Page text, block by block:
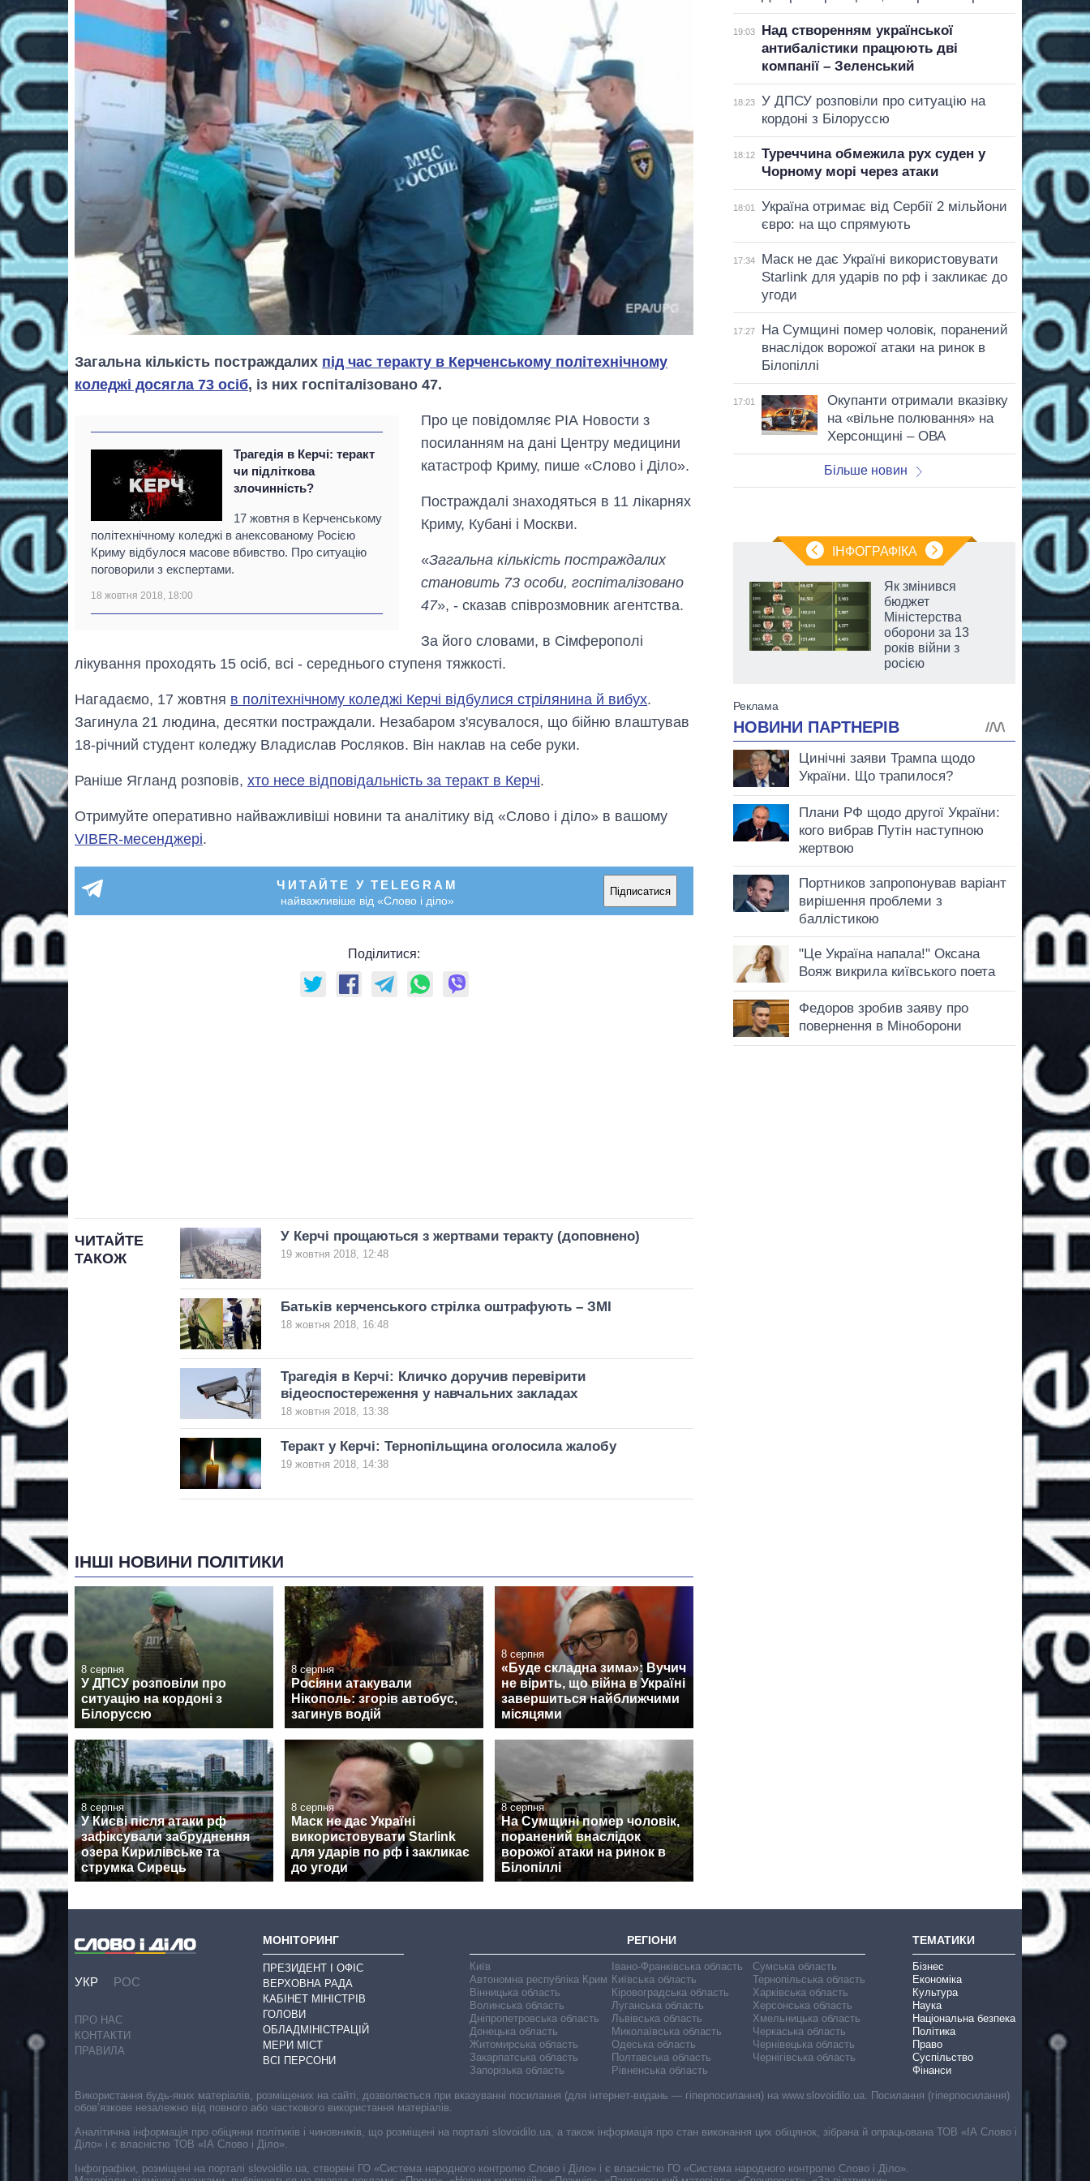
Загальна кількість постраждалих під час теракту в Керченському політехнічному
коледжі досягла 73 осіб, із них госпіталізовано 47.
Трагедія в Керчі: теракт
чи підліткова
злочинність?
17 жовтня в Керченському
політехнічному коледжі в анексованому Росією
Криму відбулося масове вбивство. Про ситуацію
поговорили з експертами.
18 жовтня 2018, 18:00
Про це повідомляє РІА Новости з
посиланням на дані Центру медицини
катастроф Криму, пише «Слово і Діло».
Постраждалі знаходяться в 11 лікарнях
Криму, Кубані і Москви.
«Загальна кількість постраждалих
становить 73 особи, госпіталізовано
47», - сказав співрозмовник агентства.
За його словами, в Сімферополі
лікування проходять 15 осіб, всі - середнього ступеня тяжкості.
Нагадаємо, 17 жовтня в політехнічному коледжі Керчі відбулися стрілянина й вибух.
Загинула 21 людина, десятки постраждали. Незабаром з'ясувалося, що бійню влаштував
18-річний студент коледжу Владислав Росляков. Він наклав на себе руки.
Раніше Ягланд розповів, хто несе відповідальність за теракт в Керчі.
Отримуйте оперативно найважливіші новини та аналітику від «Слово і діло» в вашому
VIBER-месенджері.
ЧИТАЙТЕ У TELEGRAM
найважливіше від «Слово і діло»
Підписатися
Поділитися:
ЧИТАЙТЕ
ТАКОЖ
У Керчі прощаються з жертвами теракту (доповнено)
19 жовтня 2018, 12:48
Батьків керченського стрілка оштрафують – ЗМІ
18 жовтня 2018, 16:48
Трагедія в Керчі: Кличко доручив перевірити
відеоспостереження у навчальних закладах
18 жовтня 2018, 13:38
Теракт у Керчі: Тернопільщина оголосила жалобу
19 жовтня 2018, 14:38
ІНШІ НОВИНИ ПОЛІТИКИ
8 серпня
У ДПСУ розповіли про
ситуацію на кордоні з
Білоруссю
8 серпня
Росіяни атакували
Нікополь: згорів автобус,
загинув водій
8 серпня
«Буде складна зима»: Вучич
не вірить, що війна в Україні
завершиться найближчими
місяцями
8 серпня
У Києві після атаки рф
зафіксували забруднення
озера Кирилівське та
струмка Сирець
8 серпня
Маск не дає Україні
використовувати Starlink
для ударів по рф і закликає
до угоди
8 серпня
На Сумщині помер чоловік,
поранений внаслідок
ворожої атаки на ринок в
Білопіллі
19:03
Над створенням української
антибалістики працюють дві
компанії – Зеленський
18:23
У ДПСУ розповіли про ситуацію на
кордоні з Білоруссю
18:12
Туреччина обмежила рух суден у
Чорному морі через атаки
18:01
Україна отримає від Сербії 2 мільйони
євро: на що спрямують
17:34
Маск не дає Україні використовувати
Starlink для ударів по рф і закликає до
угоди
17:27
На Сумщині помер чоловік, поранений
внаслідок ворожої атаки на ринок в
Білопіллі
17:01
Окупанти отримали вказівку
на «вільне полювання» на
Херсонщині – ОВА
Більше новин
ІНФОГРАФІКА
Вісім масованих
ударів по Україні
область стали
головною ціллю
Як змінився
бюджет
Міністерства
оборони за 13
років війни з
росією
УКР РОС
ПРО НАС
КОНТАКТИ
ПРАВИЛА
МОНІТОРИНГ
ПРЕЗИДЕНТ І ОФІС
ВЕРХОВНА РАДА
КАБІНЕТ МІНІСТРІВ
ГОЛОВИ
ОБЛАДМІНІСТРАЦІЙ
МЕРИ МІСТ
ВСІ ПЕРСОНИ
РЕГІОНИ
Київ
Автономна республіка Крим
Вінницька область
Волинська область
Дніпропетровська область
Донецька область
Житомирська область
Закарпатська область
Запорізька область
Івано-Франківська область
Київська область
Кіровоградська область
Луганська область
Львівська область
Миколаївська область
Одеська область
Полтавська область
Рівненська область
Сумська область
Тернопільська область
Харківська область
Херсонська область
Хмельницька область
Черкаська область
Чернівецька область
Чернігівська область
ТЕМАТИКИ
Бізнес
Економіка
Культура
Наука
Національна безпека
Політика
Право
Суспільство
Фінанси
Використання будь-яких матеріалів, розміщених на сайті, дозволяється при вказуванні посилання (для інтернет-видань — гіперпосилання) на www.slovoidilo.ua. Посилання (гіперпосилання)
обов’язкове незалежно від повного або часткового використання матеріалів.
Аналітична інформація про обіцянки політиків і чиновників, що розміщені на порталі slovoidilo.ua, а також інформація про стан виконання цих обіцянок, зібрана й опрацьована ТОВ «ІА Слово і
Діло» і є власністю ТОВ «ІА Слово і Діло».
Інфографіки, розміщені на порталі slovoidilo.ua, створені ГО «Система народного контролю Слово і Діло» і є власністю ГО «Система народного контролю Слово і Діло».